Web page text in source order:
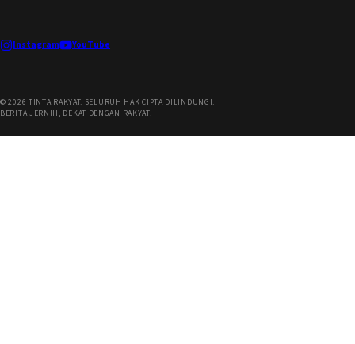
Instagram YouTube
©2026 TINTA RAKYAT. SELURUH HAK CIPTA DILINDUNGI.
BERITA JERNIH, DEKAT DENGAN RAKYAT.